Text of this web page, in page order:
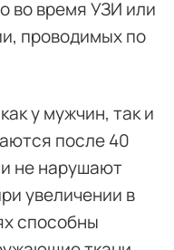
во время УЗИ или
проводимых по
у мужчин, так и
после 40
не нарушают
увеличении в
способны